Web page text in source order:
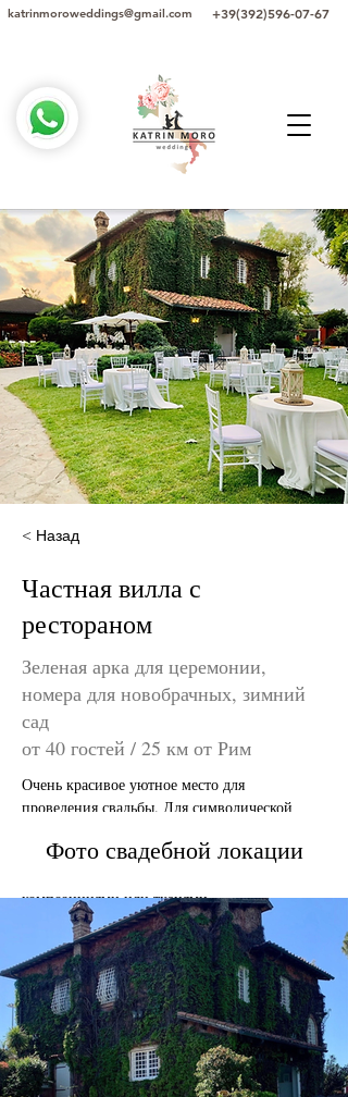
+39(392)596-07-67
katrinmoroweddings@gmail.com
< Назад
Частная вилла с
рестораном
Зеленая арка для церемонии,
номера для новобрачных, зимний
сад
от 40 гостей / 25 км от Рим
Очень красивое уютное место для
проведения свадьбы. Для символической
арка, которую достаточно украсить всего
композициями или тканями.
Аперитив и торт обычно проходят на улице,
на локации также имеются 2 раздельных зала
для проведения банкета и дискотеки.  Также
на вилле есть два номера люкс для
новобрачных и их гостей. В люксе есть
ванная с гидромассажем, зеркала и туалет.
Иделаьно подойдет для сборов невесты и
жениха
Фото свадебной локации